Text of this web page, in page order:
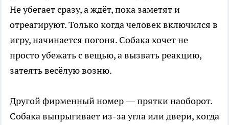
Не убегает сразу, а ждёт, пока заметят и
отреагируют. Только когда человек включился в
игру, начинается погоня. Собака хочет не
просто убежать с вещью, а вызвать реакцию,
затеять весёлую возню.
Другой фирменный номер — прятки наоборот.
Собака выпрыгивает из-за угла или двери, когда